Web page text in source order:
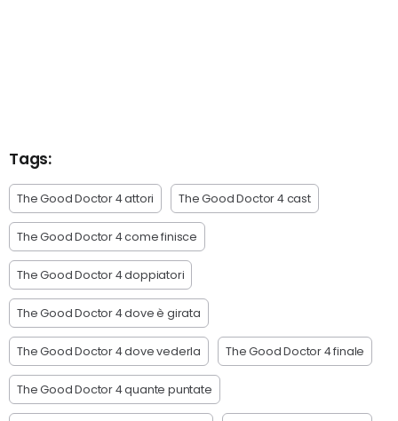
Tags:
The Good Doctor 4 attori The Good Doctor 4 cast
The Good Doctor 4 come finisce
The Good Doctor 4 doppiatori
The Good Doctor 4 dove è girata
The Good Doctor 4 dove vederla The Good Doctor 4 finale
The Good Doctor 4 quante puntate